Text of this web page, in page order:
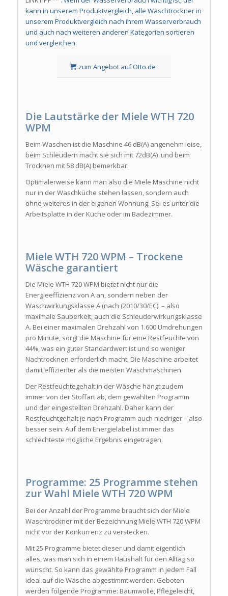
kann in unserem Produktvergleich, alle Waschtrockner in
unserem Produktvergleich nach ihrem Wasserverbrauch
und auch nach weiteren anderen Kategorien sortieren
und vergleichen.
zum Angebot auf Otto.de
Die Lautstärke der Miele WTH 720
WPM
Beim Waschen ist die Maschine 46 dB(A) angenehm leise,
beim Schleudern macht sie sich mit 72dB(A) und beim
Trocknen mit 58 dB(A) bemerkbar.
Optimalerweise kann man also die Miele Maschine nicht
nur in der Waschküche stehen lassen, sondern auch
ohne weiteres in der eigenen Wohnung. Sei es unter die
Arbeitsplatte in der Küche oder im Badezimmer.
Miele WTH 720 WPM – Trockene
Wäsche garantiert
Die Miele WTH 720 WPM bietet nicht nur die
Energieeffizienz von A an, sondern neben der
Waschwirkungsklasse A (nach (2010/30/EC) – also
maximale Sauberkeit, auch die Schleuderwirkungsklasse
A. Bei einer maximalen Drehzahl von 1.600 Umdrehungen
pro Minute, sorgt die Maschine für eine Restfeuchte von
44%, was ein guter Standardwert ist und so weniger
Nachtrocknen erforderlich macht. Die Maschine arbeitet
damit effizienter als die meisten Waschmaschinen.
Der Restfeuchtegehalt in der Wäsche hängt zudem
immer von der Stoffart ab, dem gewählten Programm
und der eingestellten Drehzahl. Daher kann der
Restfeuchtgehalt je nach Programm auch niedriger – also
besser sein. Auf dem Energielabel ist immer das
schlechteste mögliche Ergebnis eingetragen.
Programme: 25 Programme stehen
zur Wahl Miele WTH 720 WPM
Bei der Anzahl der Programme braucht sich der Miele
Waschtrockner mit der Bezeichnung Miele WTH 720 WPM
nicht vor der Konkurrenz zu verstecken.
Mit 25 Programme bietet dieser und damit eigentlich
alles, was man sich in einem Haushalt für den Alltag so
wünscht. So kann das gewählte Programm in jedem Fall
ideal auf die Wäsche abgestimmt werden. Geboten
werden folgende Programme: Baumwolle, Pflegeleicht,